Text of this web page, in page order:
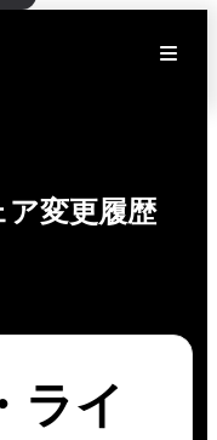
変更履歴
ライ